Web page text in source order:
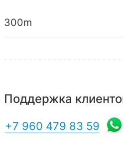
300m
Поддержка
+7 960 479 83 59